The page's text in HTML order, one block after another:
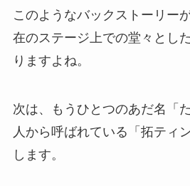
このようなバックストーリー
在のステージ上での堂々とし
りますよね。
次は、もうひとつのあだ名「
人から呼ばれている「拓ティ
します。